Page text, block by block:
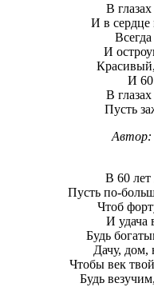
В
И в сердце
И
И 60
В
Пусть
Автор:
В 60 лет
Пусть по-
Чтоб
И удача
Будь
Дачу, дом,
Чтобы век
Будь